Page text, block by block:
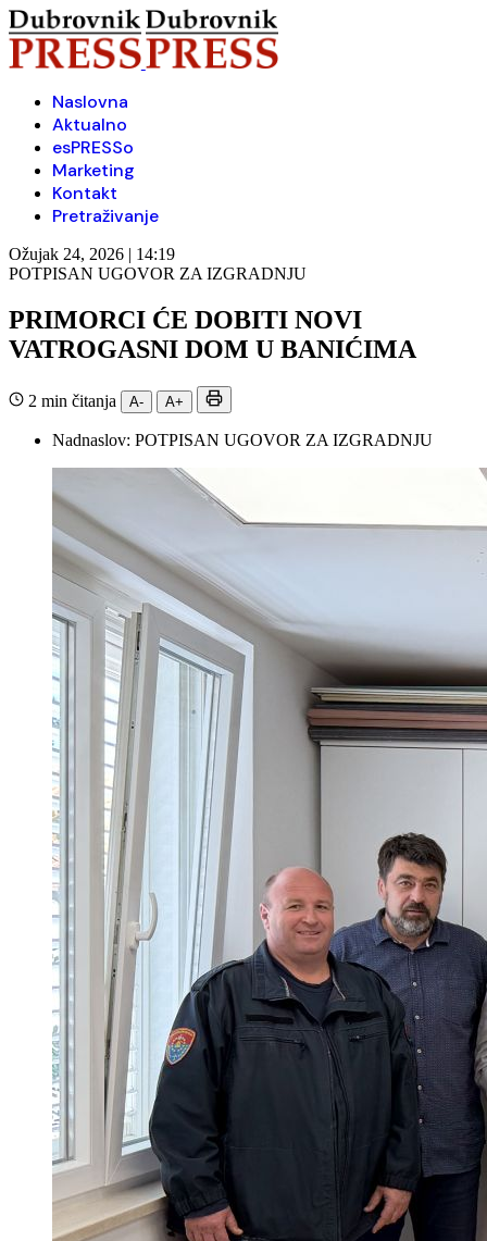
Naslovna
Aktualno
esPRESSo
Marketing
Kontakt
Pretraživanje
Ožujak 24, 2026 | 14:19
POTPISAN UGOVOR ZA IZGRADNJU
PRIMORCI ĆE DOBITI NOVI
VATROGASNI DOM U BANIĆIMA
2 min čitanja A- A+
Nadnaslov: POTPISAN UGOVOR ZA IZGRADNJU